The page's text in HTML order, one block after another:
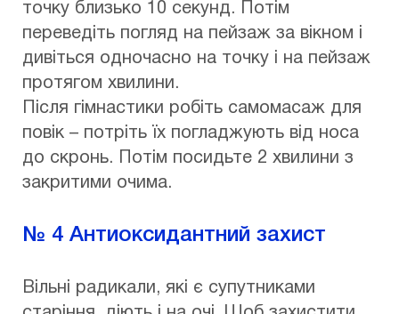
точку близько 10 секунд. Потім
переведіть погляд на пейзаж за вікном і
дивіться одночасно на точку і на пейзаж
протягом хвилини.
Після гімнастики робіть самомасаж для
повік – потріть їх погладжують від носа
до скронь. Потім посидьте 2 хвилини з
закритими очима.
№ 4 Антиоксидантний захист
Вільні радикали, які є супутниками